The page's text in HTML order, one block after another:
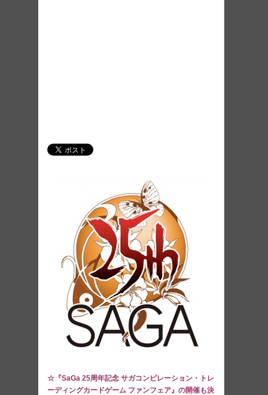
☆『SaGa 25周年記念 サガコンピレーション・トレ
ーディングカードゲーム ファンフェア』の開催も決